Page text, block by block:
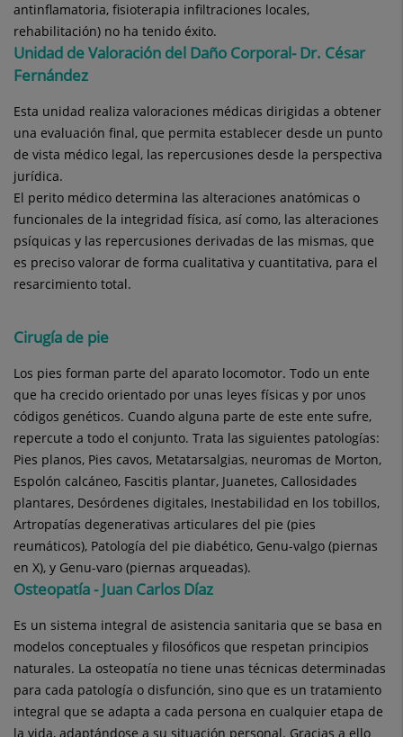
antinflamatoria, fisioterapia infiltraciones locales,
rehabilitación) no ha tenido éxito.
Unidad de Valoración del Daño Corporal- Dr. César
Fernández
Esta unidad realiza valoraciones médicas dirigidas a obtener
una evaluación final, que permita establecer desde un punto
de vista médico legal, las repercusiones desde la perspectiva
jurídica.
El perito médico determina las alteraciones anatómicas o
funcionales de la integridad física, así como, las alteraciones
psíquicas y las repercusiones derivadas de las mismas, que
es preciso valorar de forma cualitativa y cuantitativa, para el
resarcimiento total.
Cirugía de pie
Los pies forman parte del aparato locomotor. Todo un ente
que ha crecido orientado por unas leyes físicas y por unos
códigos genéticos. Cuando alguna parte de este ente sufre,
repercute a todo el conjunto. Trata las siguientes patologías:
Pies planos, Pies cavos, Metatarsalgias, neuromas de Morton,
Espolón calcáneo, Fascitis plantar, Juanetes, Callosidades
plantares, Desórdenes digitales, Inestabilidad en los tobillos,
Artropatías degenerativas articulares del pie (pies
reumáticos), Patología del pie diabético, Genu-valgo (piernas
en X), y Genu-varo (piernas arqueadas).
Osteopatía - Juan Carlos Díaz
Es un sistema integral de asistencia sanitaria que se basa en
modelos conceptuales y filosóficos que respetan principios
naturales. La osteopatía no tiene unas técnicas determinadas
para cada patología o disfunción, sino que es un tratamiento
integral que se adapta a cada persona en cualquier etapa de
la vida, adaptándose a su situación personal. Gracias a ello